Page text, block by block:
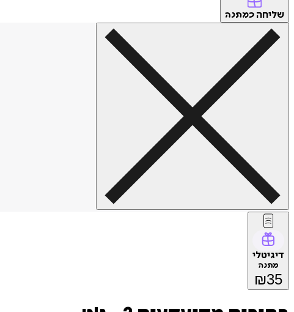
שליחה כמתנה
דיגיטלי
מתנה
₪35